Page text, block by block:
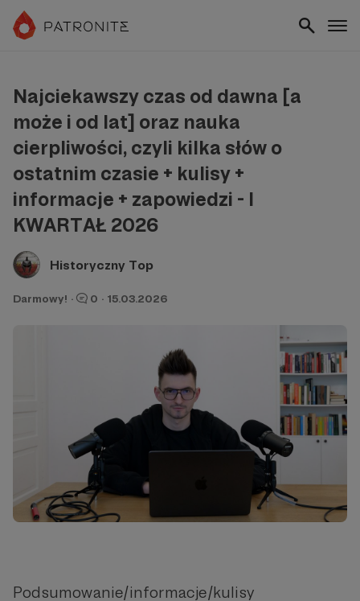
Najciekawszy czas od dawna [a
może i od lat] oraz nauka
cierpliwości, czyli kilka słów o
ostatnim czasie + kulisy +
informacje + zapowiedzi - I
KWARTAŁ 2026
Historyczny Top
Darmowy! · 0 · 15.03.2026
Podsumowanie/informacje/kulisy